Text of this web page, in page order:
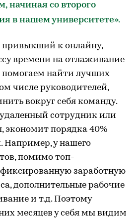
начиная со второго
в нашем университете».
привыкший к онлайну,
времени на отлаживание
найти лучших
числе руководителей,
вокруг себя команду.
сотрудник или
экономит порядка 40%
Например, у нашего
помимо топ-
заработную
дополнительные рабочие
и т.д. Поэтому
месяцев у себя мы видим